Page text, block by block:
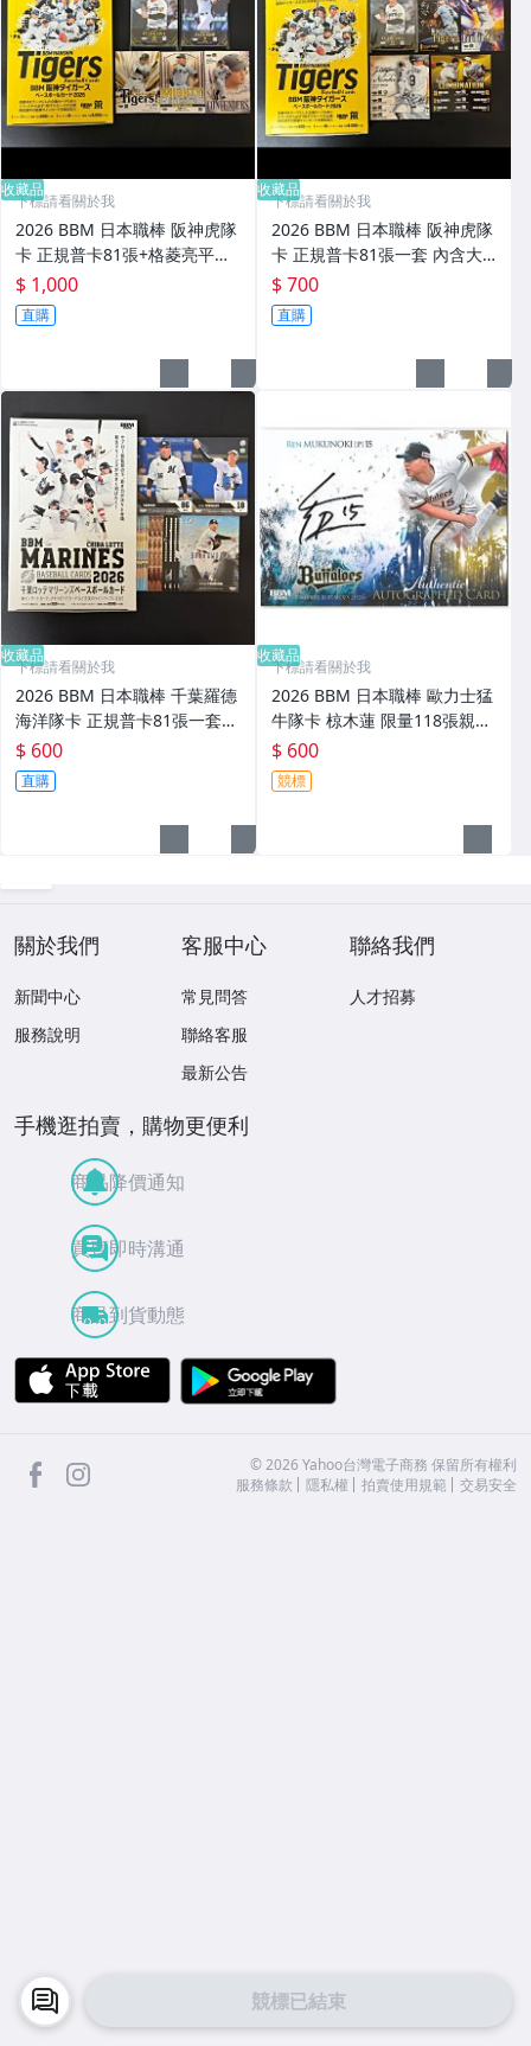
競標已結束
收藏品
下標請看關於我
2026 BBM 日本職棒 阪神虎隊
卡 正規普卡81張+格菱亮平行
閃卡36張+特卡15張 共計132
張小全套 含佐藤輝明、森下翔
太、立石正広RC 附外盒
$ 1,000
直購
收藏品
下標請看關於我
2026 BBM 日本職棒 阪神虎隊
卡 正規普卡81張一套 內含大
物新人 [立石正広] 新人卡 附外
盒
$ 700
直購
收藏品
下標請看關於我
2026 BBM 日本職棒 千葉羅德
海洋隊卡 正規普卡81張一套
內含大物新人石垣元気、毛利
海大新人卡 附外盒
$ 600
直購
收藏品
下標請看關於我
2026 BBM 日本職棒 歐力士猛
牛隊卡 椋木蓮 限量118張親筆
簽名卡
$ 600
競標
關於我們
新聞中心
服務說明
客服中心
常見問答
聯絡客服
最新公告
聯絡我們
人才招募
手機逛拍賣，購物更便利
商品降價通知
買賣即時溝通
商品到貨動態
APP Store
facebook ©2026 Yahoo台灣電子商務 保留所有權利
服務條款
隱私權 拍賣使用規範 交易安全